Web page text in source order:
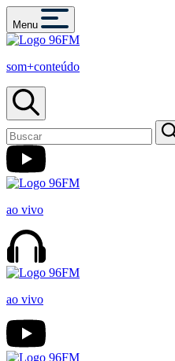
Menu
som+conteúdo
ao vivo
ao vivo